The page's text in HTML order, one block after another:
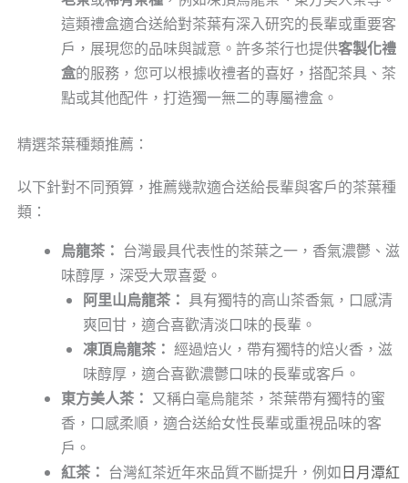
這類禮盒適合送給對茶葉有深入研究的長輩或重要客
戶，展現您的品味與誠意。許多茶行也提供客製化禮
盒的服務，您可以根據收禮者的喜好，搭配茶具、茶
點或其他配件，打造獨一無二的專屬禮盒。
精選茶葉種類推薦：
以下針對不同預算，推薦幾款適合送給長輩與客戶的茶葉種
類：
烏龍茶： 台灣最具代表性的茶葉之一，香氣濃鬱、滋
味醇厚，深受大眾喜愛。
阿里山烏龍茶： 具有獨特的高山茶香氣，口感清
爽回甘，適合喜歡清淡口味的長輩。
凍頂烏龍茶： 經過焙火，帶有獨特的焙火香，滋
味醇厚，適合喜歡濃鬱口味的長輩或客戶。
東方美人茶： 又稱白毫烏龍茶，茶葉帶有獨特的蜜
香，口感柔順，適合送給女性長輩或重視品味的客
戶。
紅茶： 台灣紅茶近年來品質不斷提升，例如日月潭紅